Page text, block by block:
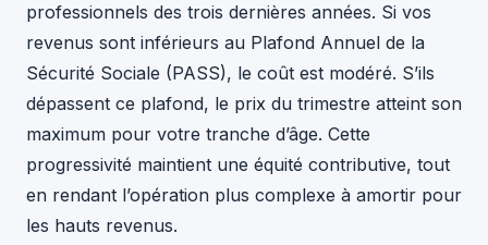
professionnels des trois dernières années. Si vos
revenus sont inférieurs au Plafond Annuel de la
Sécurité Sociale (PASS), le coût est modéré. S’ils
dépassent ce plafond, le prix du trimestre atteint son
maximum pour votre tranche d’âge. Cette
progressivité maintient une équité contributive, tout
en rendant l’opération plus complexe à amortir pour
les hauts revenus.